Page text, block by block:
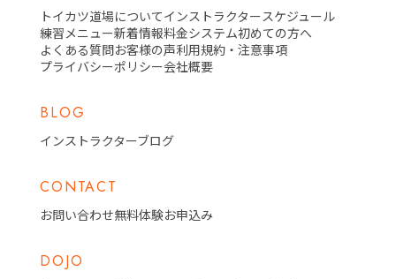
トイカツ道場についてインストラクタースケジュール
練習メニュー新着情報料金システム初めての方へ
よくある質問お客様の声利用規約・注意事項
プライバシーポリシー会社概要
BLOG
インストラクターブログ
CONTACT
お問い合わせ無料体験お申込み
DOJO